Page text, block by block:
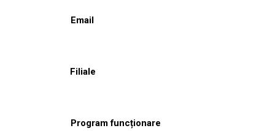
Email
Filiale
Program funcționare